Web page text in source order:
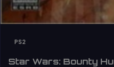
PS2
Star Wars: Bounty